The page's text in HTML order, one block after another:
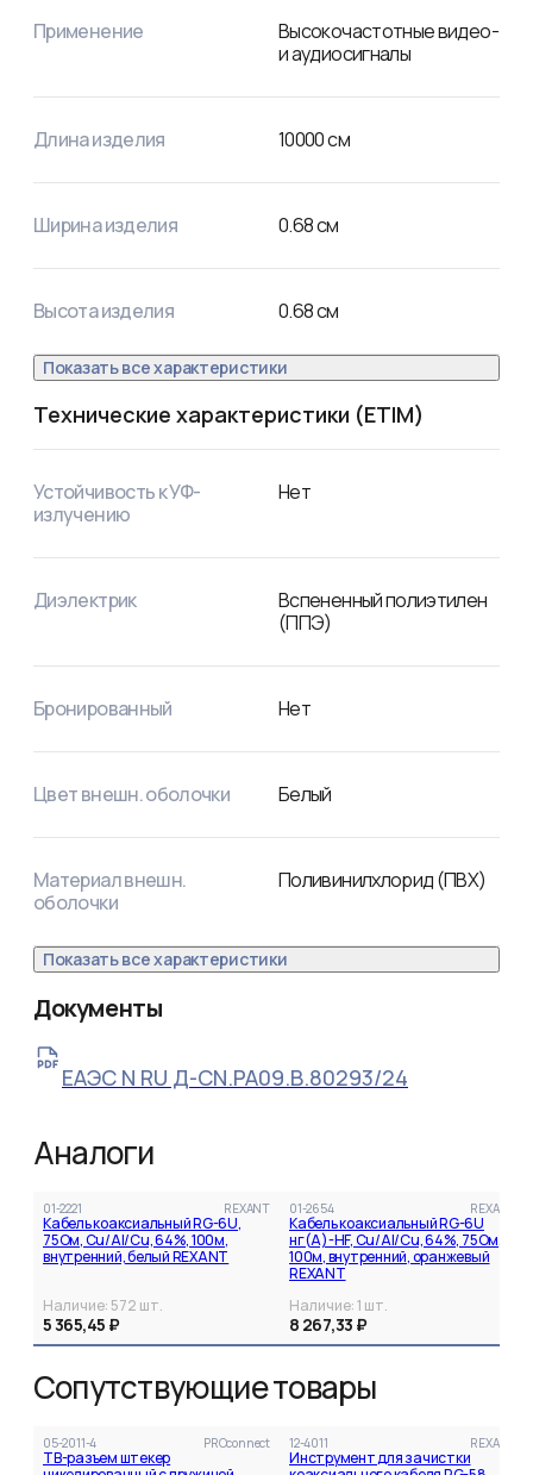
Применение
Высокочастотные видео-
и аудиосигналы
Длина изделия 10000см
Ширина изделия 0.68см
Высота изделия 0.68см
Показать все характеристики
Технические характеристики (ETIM)
Устойчивость к УФ-
излучению
Нет
Диэлектрик
Вспененный полиэтилен
(ППЭ)
Бронированный Нет
Цвет внешн. оболочки Белый
Материал внешн.
оболочки
Поливинилхлорид (ПВХ)
Показать все характеристики
Документы
ЕАЭС N RU Д-CN.РА09.В.80293/24
Аналоги
01-2221 REXANT
Кабель коаксиальный RG-6U,
75Ом, Cu/Al/Cu, 64%, 100м,
внутренний, белый REXANT
Наличие: 572 шт.
5 365,45 ₽
01-2654 REXANT
Кабель коаксиальный RG-6U
нг(А)-HF, Cu/Al/Cu, 64%, 75Ом,
100м, внутренний, оранжевый
REXANT
Наличие:1 шт.
8 267,33 ₽
Сопутствующие товары
05-2011-4 PROconnect
ТВ-разъем штекер
12-4011 REXANT
Инструмент для зачистки